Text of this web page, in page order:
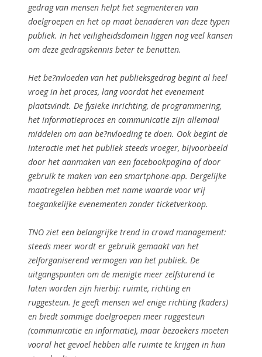
gedrag van mensen helpt het segmenteren van
doelgroepen en het op maat benaderen van deze typen
publiek. In het veiligheidsdomein liggen nog veel kansen
om deze gedragskennis beter te benutten.
Het be?nvloeden van het publieksgedrag begint al heel
vroeg in het proces, lang voordat het evenement
plaatsvindt. De fysieke inrichting, de programmering,
het informatieproces en communicatie zijn allemaal
middelen om aan be?nvloeding te doen. Ook begint de
interactie met het publiek steeds vroeger, bijvoorbeeld
door het aanmaken van een facebookpagina of door
gebruik te maken van een smartphone-app. Dergelijke
maatregelen hebben met name waarde voor vrij
toegankelijke evenementen zonder ticketverkoop.
TNO ziet een belangrijke trend in crowd management:
steeds meer wordt er gebruik gemaakt van het
zelforganiserend vermogen van het publiek. De
uitgangspunten om de menigte meer zelfsturend te
laten worden zijn hierbij: ruimte, richting en
ruggesteun. Je geeft mensen wel enige richting (kaders)
en biedt sommige doelgroepen meer ruggesteun
(communicatie en informatie), maar bezoekers moeten
vooral het gevoel hebben alle ruimte te krijgen in hun